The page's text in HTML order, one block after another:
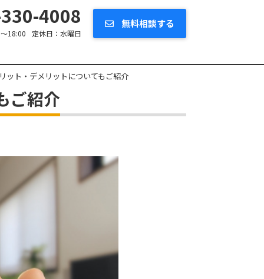
4008
18:00 定休日： 水曜日
無料相談する
ット・デメリットについてもご紹介
ご紹介